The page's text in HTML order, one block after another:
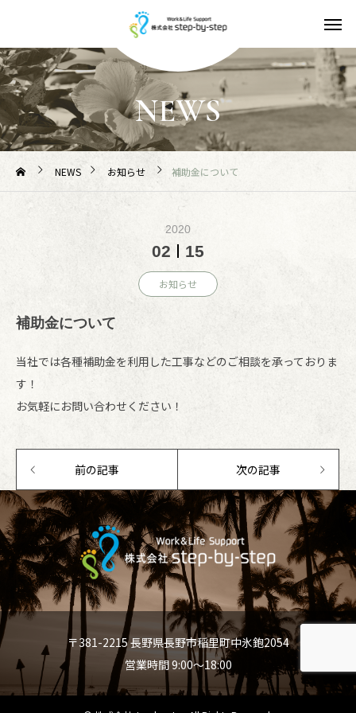
NEWS
NEWS お知らせ 補助金について
2020
02 15
お知らせ
補助金について
当社では各種補助金を利用した工事などのご相談を承っておりま
す！
お気軽にお問い合わせください！
前の記事 次の記事
〒381-2215 長野県長野市稲里町中氷鉋2054
営業時間 9:00〜18:00